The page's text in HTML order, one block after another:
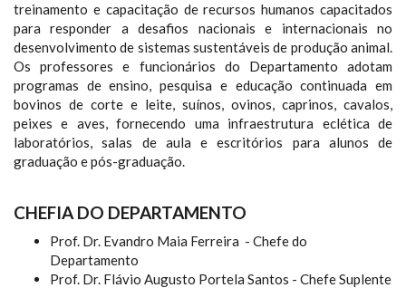
treinamento e capacitação de recursos humanos capacitados
para responder a desafios nacionais e internacionais no
desenvolvimento de sistemas sustentáveis de produção animal.
Os professores e funcionários do Departamento adotam
programas de ensino, pesquisa e educação continuada em
bovinos de corte e leite, suínos, ovinos, caprinos, cavalos,
peixes e aves, fornecendo uma infraestrutura eclética de
laboratórios, salas de aula e escritórios para alunos de
graduação e pós-graduação.
CHEFIA DO DEPARTAMENTO
Prof. Dr. Evandro Maia Ferreira - Chefe do
Departamento
Prof. Dr. Flávio Augusto Portela Santos - Chefe Suplente